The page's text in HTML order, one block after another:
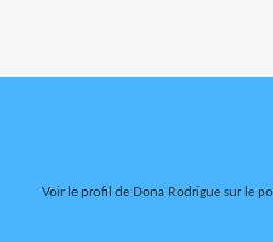
Voir le profil de Dona Rodriguesur le